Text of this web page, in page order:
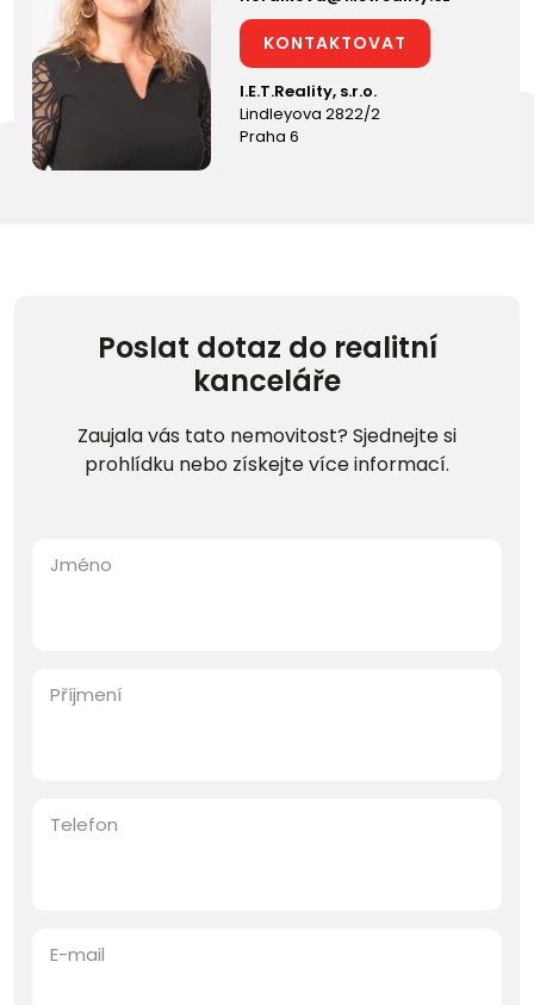
KONTAKTOVAT
I.E.T.Reality, s.r.o.
Lindleyova 2822/2
Praha 6
Poslat dotaz do realitní
kanceláře
Zaujala vás tato nemovitost? Sjednejte si
prohlídku nebo získejte více informací.
Jméno
Příjmení
Telefon
E-mail